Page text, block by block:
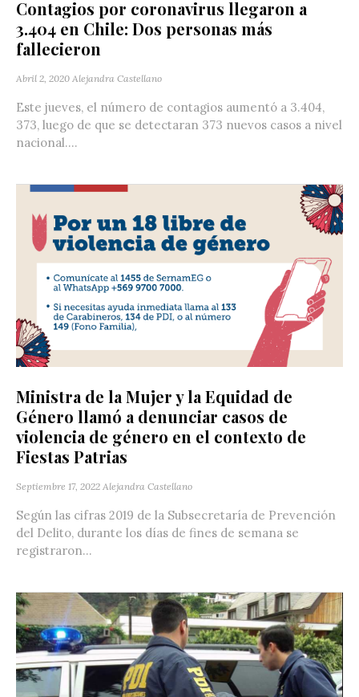
Contagios por coronavirus llegaron a
3.404 en Chile: Dos personas más
fallecieron
Abril 2, 2020 Alejandra Castellano
Este jueves, el número de contagios aumentó a 3.404,
373, luego de que se detectaran 373 nuevos casos a nivel
nacional....
Ministra de la Mujer y la Equidad de
Género llamó a denunciar casos de
violencia de género en el contexto de
Fiestas Patrias
Septiembre 17, 2022 Alejandra Castellano
Según las cifras 2019 de la Subsecretaría de Prevención
del Delito, durante los días de fines de semana se
registraron...